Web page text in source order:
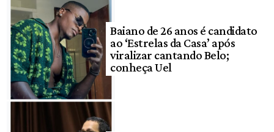
Baiano de 26 anos é candidato
ao ‘Estrelas da Casa’ após
viralizar cantando Belo;
conheça Uel